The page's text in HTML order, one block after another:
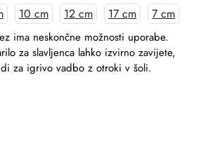
ima neskončne možnosti uporabe.
za slavljenca lahko izvirno zavijete,
za igrivo vadbo z otroki v šoli.
10 cm 12 cm 17 cm 7 cm